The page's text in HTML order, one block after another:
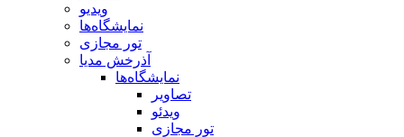
ویدیو
نمایشگاه‌ها
تور مجازی
آذرخش مدیا
نمایشگاه‌ها
تصاویر
ویدئو
تور مجازی